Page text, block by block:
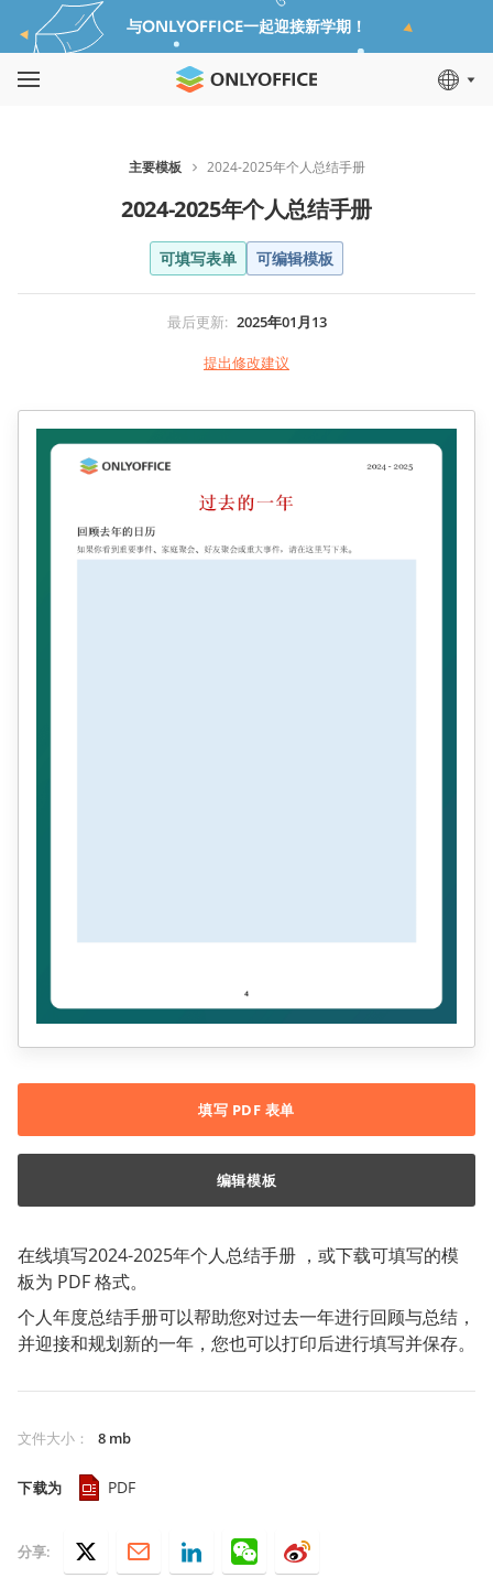
与ONLYOFFICE一起迎接新学期！
主要模板 2024-2025年个人总结手册
2024-2025年个人总结手册
可填写表单 可编辑模板
最后更新: 2025年01月13
提出修改建议
在线填写2024-2025年个人总结手册 ，或下载可填写的模
板为 PDF 格式。
个人年度总结手册可以帮助您对过去一年进行回顾与总结，
并迎接和规划新的一年，您也可以打印后进行填写并保存。
文件大小 ： 8 mb
下载为 PDF
填写 PDF 表单
编辑模板
分享: